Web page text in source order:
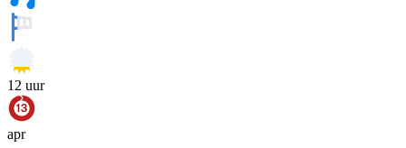
12 uur
apr